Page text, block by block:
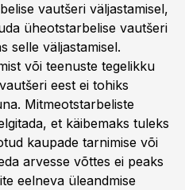
vautšeri väljastamisel,
üheotstarbelise vautšeri
selle väljastamisel.
või teenuste tegelikku
eest ei tohiks
Mitmeotstarbeliste
et käibemaks tuleks
kaupade tarnimise või
arvesse võttes ei peaks
eelneva üleandmise